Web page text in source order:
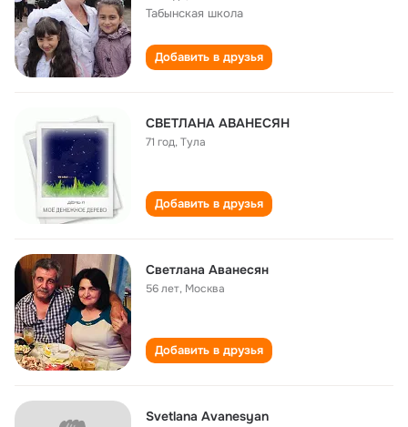
Табынская школа
Добавить в друзья
СВЕТЛАНА АВАНЕСЯН
71 год,Тула
Добавить в друзья
Светлана Аванесян
56 лет, Москва
Добавить в друзья
Svetlana Avanesyan